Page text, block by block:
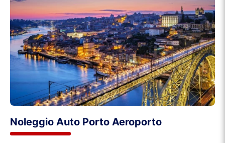
Noleggio Auto Porto Aeroporto